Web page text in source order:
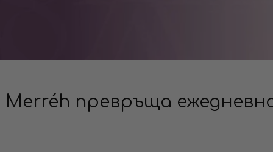
Merréh превръща